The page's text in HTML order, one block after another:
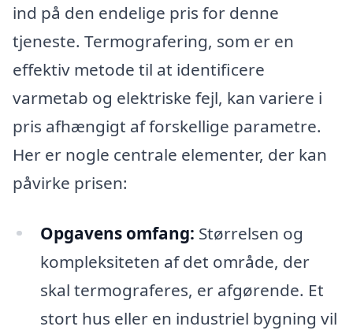
ind på den endelige pris for denne
tjeneste. Termografering, som er en
effektiv metode til at identificere
varmetab og elektriske fejl, kan variere i
pris afhængigt af forskellige parametre.
Her er nogle centrale elementer, der kan
påvirke prisen:
Opgavens omfang: Størrelsen og
kompleksiteten af det område, der
skal termograferes, er afgørende. Et
stort hus eller en industriel bygning vil